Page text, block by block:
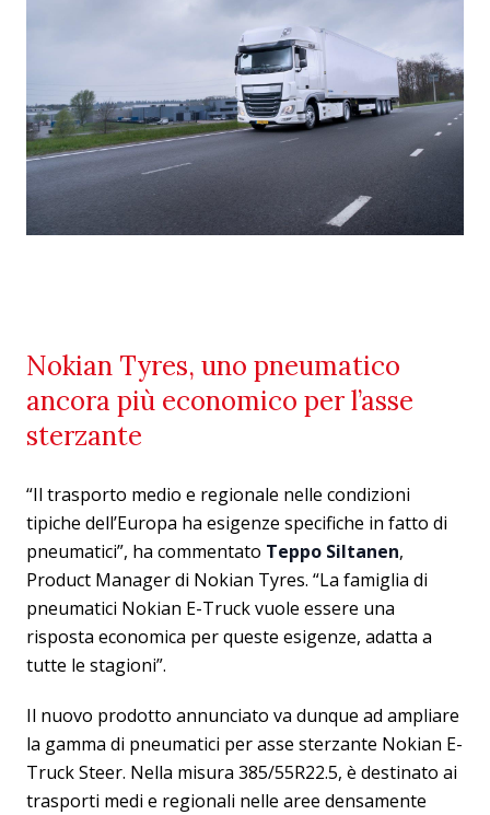
Nokian Tyres, uno pneumatico
ancora più economico per l’asse
sterzante
“Il trasporto medio e regionale nelle condizioni
tipiche dell’Europa ha esigenze specifiche in fatto di
pneumatici”, ha commentato Teppo Siltanen,
Product Manager di Nokian Tyres. “La famiglia di
pneumatici Nokian E-Truck vuole essere una
risposta economica per queste esigenze, adatta a
tutte le stagioni”.
Il nuovo prodotto annunciato va dunque ad ampliare
la gamma di pneumatici per asse sterzante Nokian E-
Truck Steer. Nella misura 385/55R22.5, è destinato ai
trasporti medi e regionali nelle aree densamente